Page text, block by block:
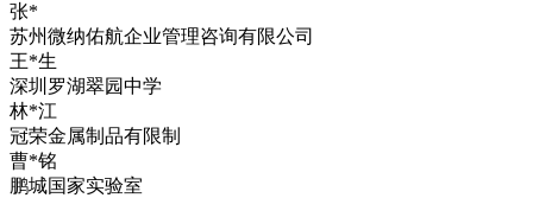
张*
苏州微纳佑航企业管理咨询有限公司
王*生
深圳罗湖翠园中学
林*江
冠荣金属制品有限制
曹*铭
鹏城国家实验室